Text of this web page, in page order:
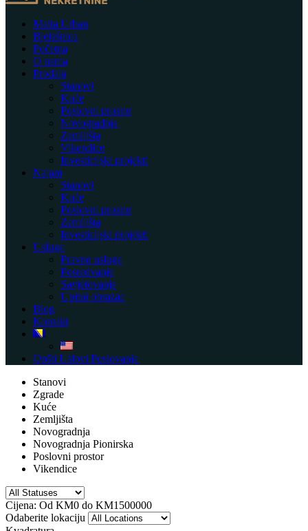
Malta Urban
Bjelašnica
Početna
O nama
Prodaja
Stanovi
Kuće
Poslovni prostor
Novogradnja
Zemljišta
Vikendice
Investicijski projekti
Najam
Stanovi
Kuće
Poslovni prostor
Zemljišta
Investicijski projekti
Usluge
Pravne usluge
Posredvanje
Savjetovanje
Upitni obrazac
Blog
Kontakt
Opšti Uslovi Poslovanja
Stanovi
Zgrade
Kuće
Zemljišta
Novogradnja
Novogradnja Pionirska
Poslovni prostor
Vikendice
Cijena: Od KM0 do KM1500000
Odaberite lokaciju